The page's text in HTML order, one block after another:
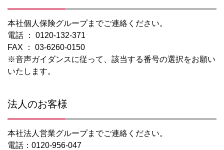
本社個人保険グループまでご連絡ください。
電話 ： 0120-132-371
FAX ： 03-6260-0150
※音声ガイダンスに従って、該当する番号の選択をお願い
いたします。
法人のお客様
本社法人営業グループまでご連絡ください。
電話：0120-956-047